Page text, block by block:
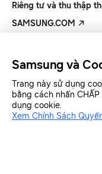
Riêng tư và thu thập
SAMSUNG.COM
Samsung Việt
Samsung và
Trang này sử dụng
bằng cách nhấn
dụng cookie.
Xem Chính Sách